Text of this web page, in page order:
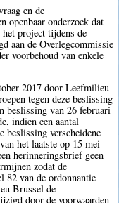
en de
openbaar onderzoek dat
project tijdens de
aan de Overlegcommissie
voorbehoud van enkele
2017 door Leefmilieu
tegen deze beslissing
beslissing van 26 februari
indien een aantal
beslissing verscheidene
het laatste op 15 mei
herinneringsbrief geen
zodat de
82 van de ordonnantie
Brussel de
door de voorwaarden